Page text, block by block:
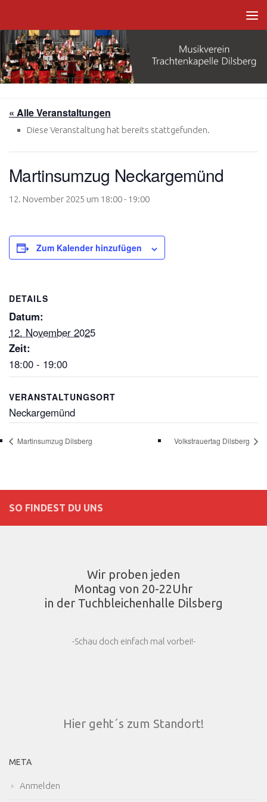
« Alle Veranstaltungen
Diese Veranstaltung hat bereits stattgefunden.
Martinsumzug Neckargemünd
12. November 2025 um 18:00- 19:00
Zum Kalender hinzufügen
DETAILS
Datum:
12. November 2025
Zeit:
18:00 - 19:00
VERANSTALTUNGSORT
Neckargemünd
Martinsumzug Dilsberg Volkstrauertag Dilsberg
SO FINDEST DU UNS
Wir proben jeden
Montag von 20-22Uhr
in der Tuchbleichenhalle Dilsberg
-Schau doch einfach mal vorbei!-
Hier geht´s zum Standort!
META
Anmelden